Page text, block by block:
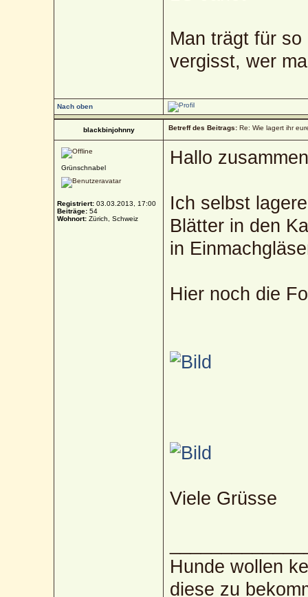
Man trägt für
vergisst, wer
Nach oben
blackbinjohnny Betreff des Beitrags: Re: Wie lagert ihr
Grünschnabel
Registriert: 03.03.2013, 17:00
Beiträge: 54
Wohnort: Zürich, Schweiz
Hallo
Ich selbst
Blätter in den
in
Hier noch die
Viele Grüsse
Hunde wollen
diese zu